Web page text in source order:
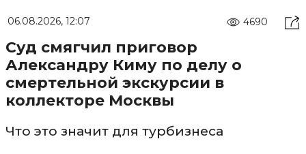
06.08.2026, 12:07 4690
Суд смягчил приговор
Александру Киму по делу о
смертельной экскурсии в
коллекторе Москвы
Что это значит для турбизнеса